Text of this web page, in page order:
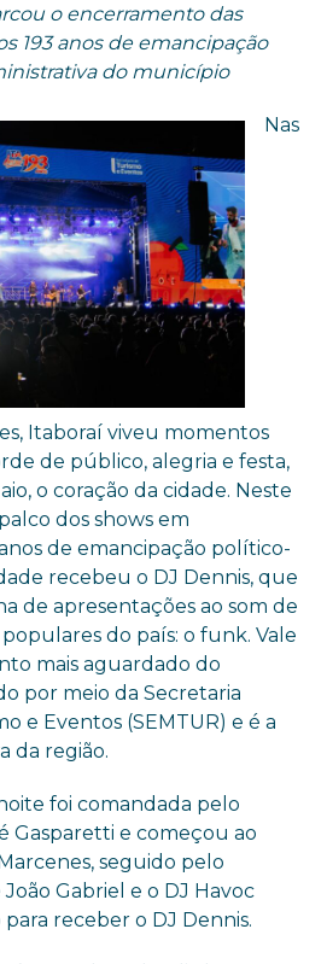
o encerramento das
193 anos de emancipação
do município
Nas
Itaboraí viveu momentos
de público, alegria e festa,
o coração da cidade. Neste
dos shows em
de emancipação político-
recebeu o DJ Dennis, que
de apresentações ao som de
do país: o funk. Vale
mais aguardado do
por meio da Secretaria
e Eventos (SEMTUR) e é a
da região.
foi comandada pelo
Gasparetti e começou ao
seguido pelo
Gabriel e o DJ Havoc
receber o DJ Dennis.